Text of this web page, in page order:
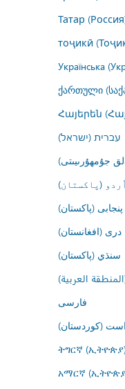
Татар
тоҷикӣ
Українська
ქართული
Հայերեն
עברית (ישראל)
جۇمھۇرىيىتى)
اُردو (پاکستان)
پنجابی (پاکستان)
درى (افغانستان)
سنڌي (پاکستان)
العربية)
فارسى
(کوردستان)
ትግርኛ
አማርኛ